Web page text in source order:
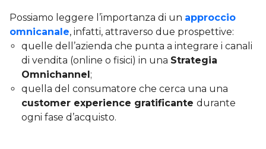
Possiamo leggere l’importanza di un approccio
omnicanale, infatti, attraverso due prospettive:
quelle dell’azienda che punta a integrare i canali
di vendita (online o fisici) in una Strategia
Omnichannel;
quella del consumatore che cerca una una
customer experience gratificante durante
ogni fase d’acquisto.